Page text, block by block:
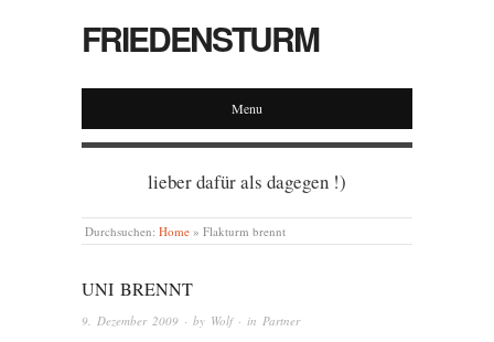
FRIEDENSTURM
Menu
lieber dafür als dagegen !)
Durchsuchen: Home » Flakturm brennt
UNI BRENNT
9. Dezember 2009 · by Wolf· in Partner